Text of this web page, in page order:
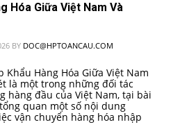
Hóa Giữa Việt Nam Và
BY DOC@HPTOANCAU.COM
Khẩu Hàng Hóa Giữa Việt Nam
là một trong những đối tác
hàng đầu của Việt Nam, tại bài
quan một số nội dung
vận chuyển hàng hóa nhập